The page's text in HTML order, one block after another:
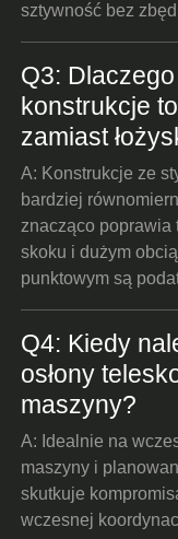
sztywność bez
Q3:
konstrukcje
zamiast
A: Konstrukcje ze
bardziej
znacząco poprawia
skoku i dużym
punktowym są
Q4: Kiedy
osłony
maszyny?
A: Idealnie na
maszyny i
skutkuje
wczesnej